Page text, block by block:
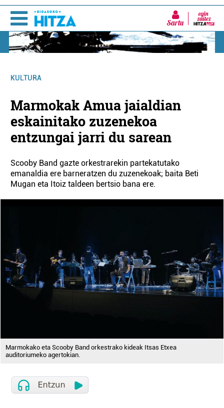
Sartu
KULTURA
Marmokak Amua jaialdian
eskainitako zuzenekoa
entzungai jarri du sarean
Scooby Band gazte orkestrarekin partekatutako
emanaldia ere barneratzen du zuzenekoak; baita Beti
Mugan eta Itoiz taldeen bertsio bana ere.
Marmokako eta Scooby Band orkestrako kideak Itsas Etxea
auditoriumeko agertokian.